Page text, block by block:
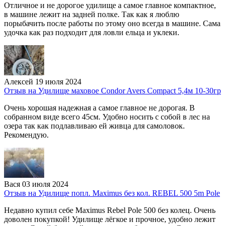
Отличное и не дорогое удилище а самое главное компактное,
в машине лежит на задней полке. Так как я люблю
порыбачить после работы по этому оно всегда в машине. Сама
удочка как раз подходит для ловли ельца и уклеки.
Алексей 19 июля 2024
Отзыв на Удилище маховое Condor Avers Compact 5,4м 10-30гр
Очень хорошая надежная а самое главное не дорогая. В
собранном виде всего 45см. Удобно носить с собой в лес на
озера так как подлавливаю ей живца для самоловок.
Рекомендую.
Вася 03 июля 2024
Отзыв на Удилище попл. Maximus без кол. REBEL 500 5m Pole
Недавно купил себе Maximus Rebel Pole 500 без колец. Очень
доволен покупкой! Удилище лёгкое и прочное, удобно лежит